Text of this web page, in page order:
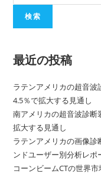
検索
最近の投稿
ラテンアメリカの超音波
4.5％で拡大する見通し
南アメリカの超音波診断
拡大する見通し
ラテンアメリカの画像診
ンドユーザー別分析レポ
コーンビームCTの世界